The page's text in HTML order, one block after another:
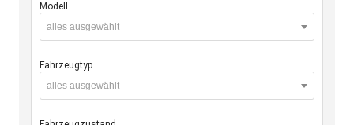
Modell
alles ausgewählt
Fahrzeugtyp
alles ausgewählt